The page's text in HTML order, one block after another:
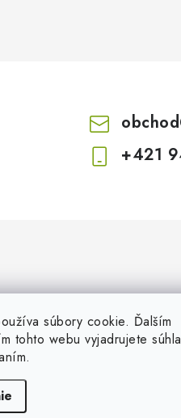
súbory cookie. Ďalším
tohto webu vyjadrujete
obchod
+421